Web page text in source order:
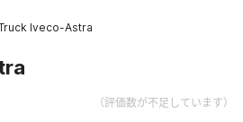
Iveco-Astra
（評価数が不足しています）